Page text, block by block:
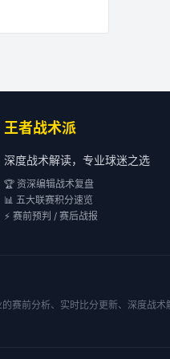
王者战术派
深度战术解读，专业球迷之选
🏆 资深编辑战术复盘
📊 五大联赛积分速览
⚡ 赛前预判 / 赛后战报
赛前分析、实时比分更新、深度战